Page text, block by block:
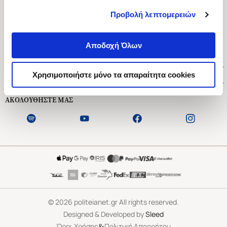
Προβολή λεπτομερειών
Αποδοχή Όλων
Χρησιμοποιήστε μόνο τα απαραίτητα cookies
Ασκληπιού 1-3, Αθήνα 106 79
Δευτέρα - Παρασκευή 09:00-21:00
Εξυπηρέτηση Πελατών
ΑΚΟΛΟΥΘΗΣΤΕ ΜΑΣ
©2026 politeianet.gr All rights reserved.
Designed & Developed bySleed